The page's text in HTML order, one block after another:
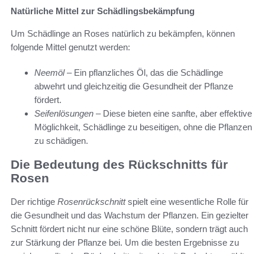
Natürliche Mittel zur Schädlingsbekämpfung
Um Schädlinge an Roses natürlich zu bekämpfen, können
folgende Mittel genutzt werden:
Neemöl– Ein pflanzliches Öl, das die Schädlinge
abwehrt und gleichzeitig die Gesundheit der Pflanze
fördert.
Seifenlösungen – Diese bieten eine sanfte, aber effektive
Möglichkeit, Schädlinge zu beseitigen, ohne die Pflanzen
zu schädigen.
Die Bedeutung des Rückschnitts für
Rosen
Der richtige Rosenrückschnittspielt eine wesentliche Rolle für
die Gesundheit und das Wachstum der Pflanzen. Ein gezielter
Schnitt fördert nicht nur eine schöne Blüte, sondern trägt auch
zur Stärkung der Pflanze bei. Um die besten Ergebnisse zu